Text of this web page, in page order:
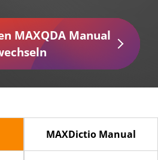
MAXQDA Manual
MAXDictio Manual